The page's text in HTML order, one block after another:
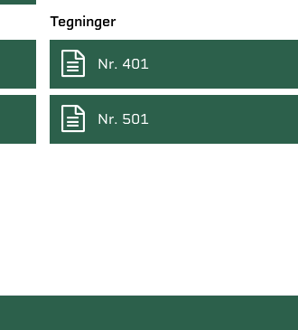
Tegninger
Nr. 401
Nr. 501